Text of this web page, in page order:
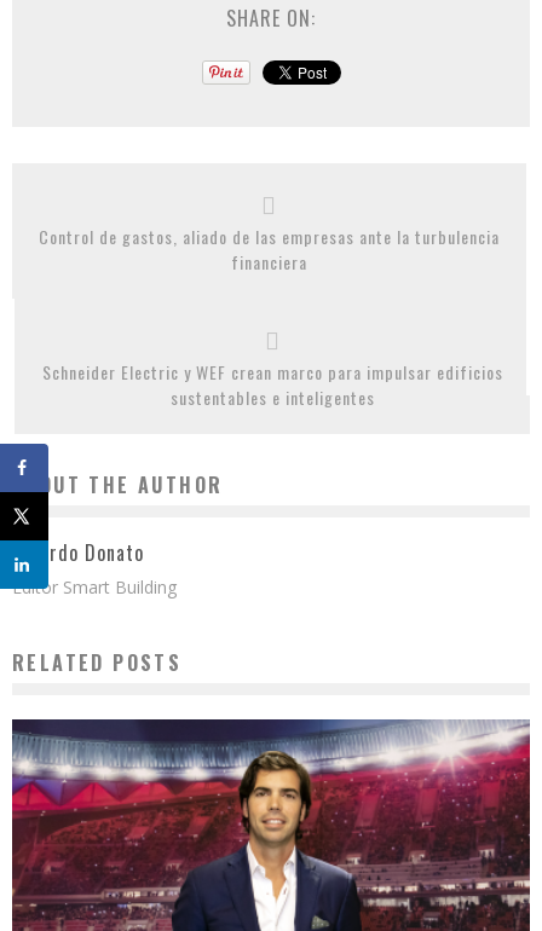
SHARE ON:
Control de gastos, aliado de las empresas ante la turbulencia
financiera
Schneider Electric y WEF crean marco para impulsar edificios
sustentables e inteligentes
ABOUT THE AUTHOR
Ricardo Donato
Editor Smart Building
RELATED POSTS